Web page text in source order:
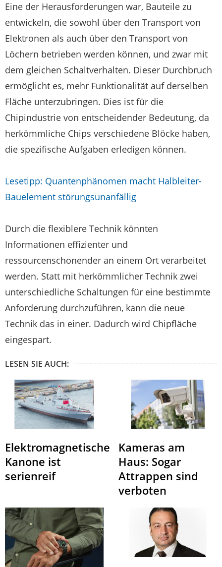
Eine der Herausforderungen war, Bauteile zu
entwickeln, die sowohl über den Transport von
Elektronen als auch über den Transport von
Löchern betrieben werden können, und zwar mit
dem gleichen Schaltverhalten. Dieser Durchbruch
ermöglicht es, mehr Funktionalität auf derselben
Fläche unterzubringen. Dies ist für die
Chipindustrie von entscheidender Bedeutung, da
herkömmliche Chips verschiedene Blöcke haben,
die spezifische Aufgaben erledigen können.
Lesetipp: Quantenphänomen macht Halbleiter-
Bauelement störungsunanfällig
Durch die flexiblere Technik könnten
Informationen effizienter und
ressourcenschonender an einem Ort verarbeitet
werden. Statt mit herkömmlicher Technik zwei
unterschiedliche Schaltungen für eine bestimmte
Anforderung durchzuführen, kann die neue
Technik das in einer. Dadurch wird Chipfläche
eingespart.
LESEN SIE AUCH:
Elektromagnetische
Kanone ist
serienreif
Kameras am
Haus: Sogar
Attrappen sind
verboten